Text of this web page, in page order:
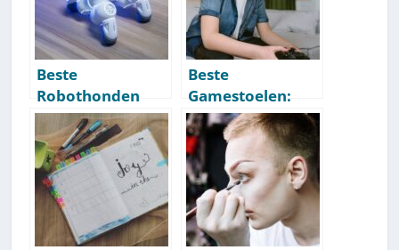
Beste
Robothonden
Voor Kinderen:
Onze
Aanbevelingen
[Getest] [2026]
Beste
Gamestoelen:
Onze
Aanbevelingen
[Getest] [2026]